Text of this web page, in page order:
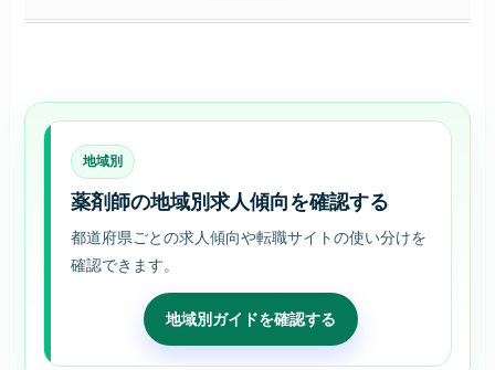
地域別
薬剤師の地域別求人傾向を確認する
都道府県ごとの求人傾向や転職サイトの使い分けを
確認できます。
地域別ガイドを確認する